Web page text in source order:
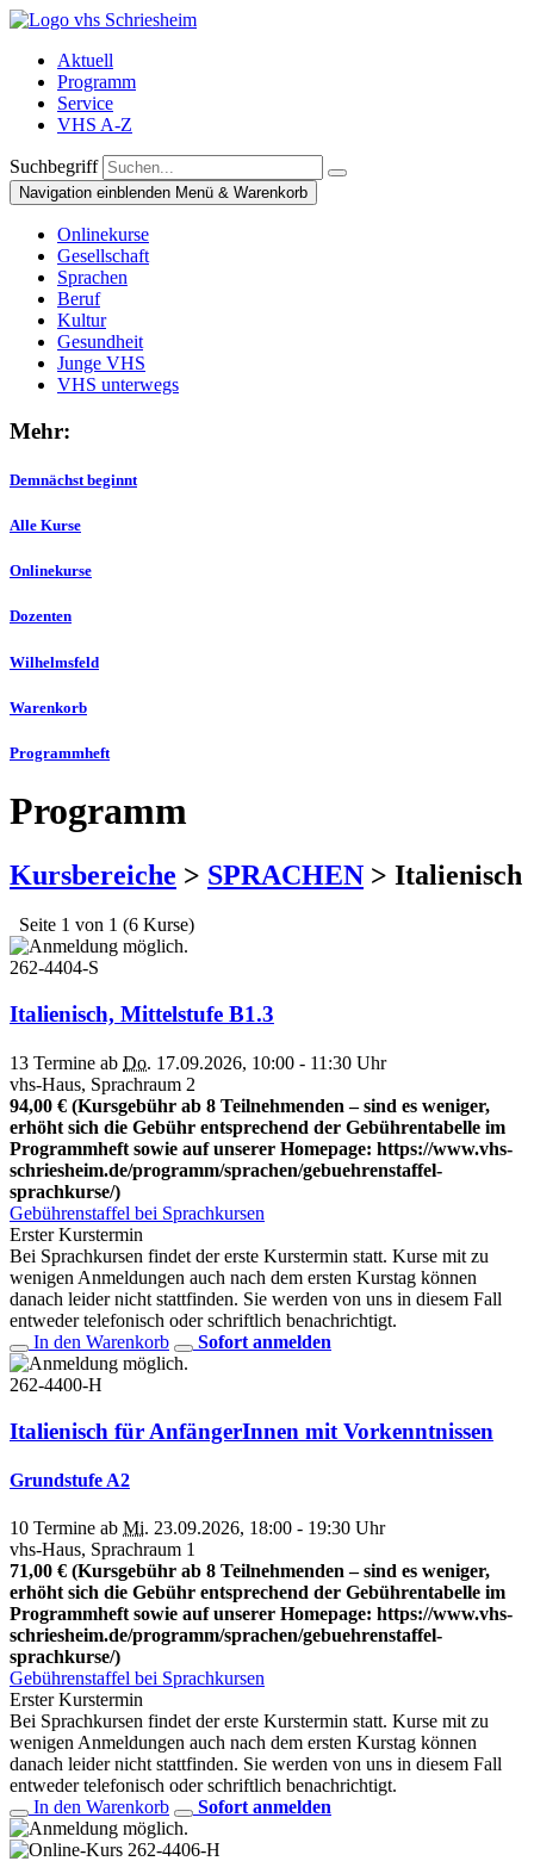
Aktuell
Programm
Service
VHS A-Z
Suchbegriff
Navigation einblenden Menü & Warenkorb
Onlinekurse
Gesellschaft
Sprachen
Beruf
Kultur
Gesundheit
Junge VHS
VHS unterwegs
Mehr:
Demnächst beginnt
Alle Kurse
Onlinekurse
Dozenten
Wilhelmsfeld
Warenkorb
Programmheft
Programm
Kursbereiche > SPRACHEN > Italienisch
Seite 1 von 1 (6 Kurse)
262-4404-S
Italienisch, Mittelstufe B1.3
13 Termine ab Do. 17.09.2026, 10:00 - 11:30 Uhr
vhs-Haus, Sprachraum 2
94,00 € (Kursgebühr ab 8 Teilnehmenden – sind es weniger,
erhöht sich die Gebühr entsprechend der Gebührentabelle im
Programmheft sowie auf unserer Homepage: https://www.vhs-
schriesheim.de/programm/sprachen/gebuehrenstaffel-
sprachkurse/)
Gebührenstaffel bei Sprachkursen
Erster Kurstermin
Bei Sprachkursen findet der erste Kurstermin statt. Kurse mit zu
wenigen Anmeldungen auch nach dem ersten Kurstag können
danach leider nicht stattfinden. Sie werden von uns in diesem Fall
entweder telefonisch oder schriftlich benachrichtigt.
In den Warenkorb
Sofort anmelden
262-4400-H
Italienisch für AnfängerInnen mit Vorkenntnissen
Grundstufe A2
10 Termine ab Mi. 23.09.2026, 18:00 - 19:30 Uhr
vhs-Haus, Sprachraum 1
71,00 € (Kursgebühr ab 8 Teilnehmenden – sind es weniger,
erhöht sich die Gebühr entsprechend der Gebührentabelle im
Programmheft sowie auf unserer Homepage: https://www.vhs-
schriesheim.de/programm/sprachen/gebuehrenstaffel-
sprachkurse/)
Gebührenstaffel bei Sprachkursen
Erster Kurstermin
Bei Sprachkursen findet der erste Kurstermin statt. Kurse mit zu
wenigen Anmeldungen auch nach dem ersten Kurstag können
danach leider nicht stattfinden. Sie werden von uns in diesem Fall
entweder telefonisch oder schriftlich benachrichtigt.
In den Warenkorb
Sofort anmelden
262-4406-H